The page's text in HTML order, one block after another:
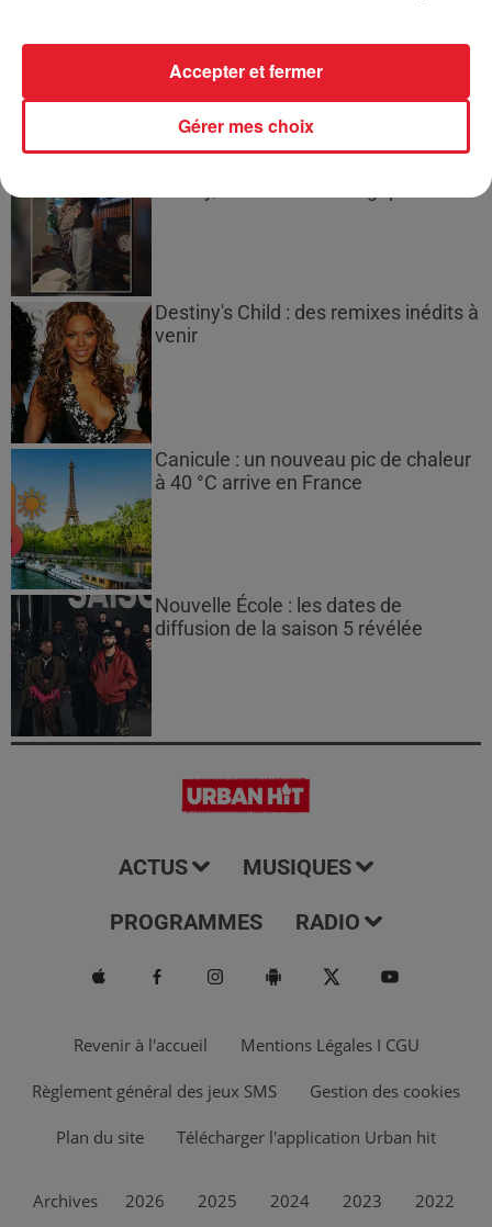
gazole et SP95-E10 au-dessus de...
Destiny's Child : des remixes inédits à
venir
Canicule : un nouveau pic de chaleur
à 40 °C arrive en France
Nouvelle École : les dates de
diffusion de la saison 5 révélée
ACTUS MUSIQUES
PROGRAMMES RADIO
Revenir à l'accueil Mentions Légales I CGU
Règlement général des jeux SMS Gestion des cookies
Plan du site Télécharger l'application Urban hit
Archives 2026 2025 2024 2023 2022
Gérer mes choix
Accepter et fermer